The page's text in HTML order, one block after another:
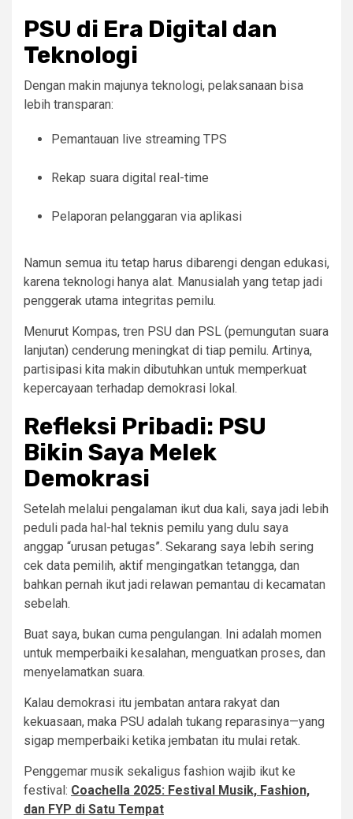
PSU di Era Digital dan
Teknologi
Dengan makin majunya teknologi, pelaksanaan bisa
lebih transparan:
Pemantauan live streaming TPS
Rekap suara digital real-time
Pelaporan pelanggaran via aplikasi
Namun semua itu tetap harus dibarengi dengan edukasi,
karena teknologi hanya alat. Manusialah yang tetap jadi
penggerak utama integritas pemilu.
Menurut Kompas, tren PSU dan PSL (pemungutan suara
lanjutan) cenderung meningkat di tiap pemilu. Artinya,
partisipasi kita makin dibutuhkan untuk memperkuat
kepercayaan terhadap demokrasi lokal.
Refleksi Pribadi: PSU
Bikin Saya Melek
Demokrasi
Setelah melalui pengalaman ikut dua kali, saya jadi lebih
peduli pada hal-hal teknis pemilu yang dulu saya
anggap “urusan petugas”. Sekarang saya lebih sering
cek data pemilih, aktif mengingatkan tetangga, dan
bahkan pernah ikut jadi relawan pemantau di kecamatan
sebelah.
Buat saya, bukan cuma pengulangan. Ini adalah momen
untuk memperbaiki kesalahan, menguatkan proses, dan
menyelamatkan suara.
Kalau demokrasi itu jembatan antara rakyat dan
kekuasaan, maka PSU adalah tukang reparasinya—yang
sigap memperbaiki ketika jembatan itu mulai retak.
Penggemar musik sekaligus fashion wajib ikut ke
festival: Coachella 2025: Festival Musik, Fashion,
dan FYP di Satu Tempat